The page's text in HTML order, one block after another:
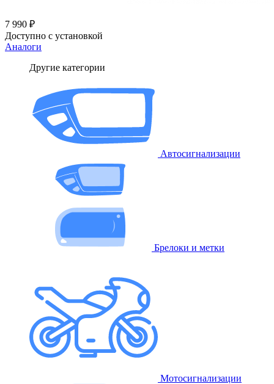
7 990 ₽
Доступно с установкой
Аналоги
Другие категории
Автосигнализации
Брелоки и метки
Мотосигнализации